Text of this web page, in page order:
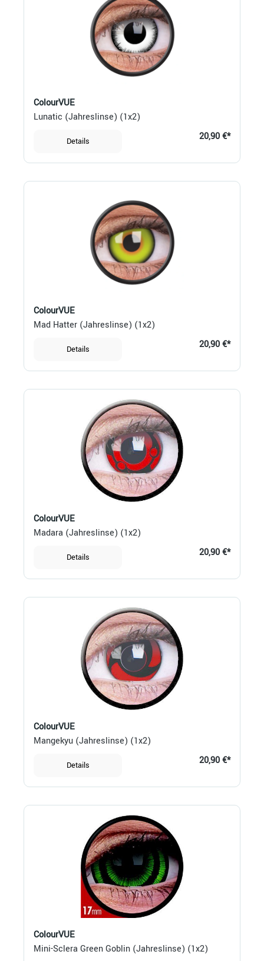
ColourVUE
Lunatic (Jahreslinse) (1x2)
Details 20,90 €*
ColourVUE
Mad Hatter (Jahreslinse) (1x2)
Details 20,90 €*
ColourVUE
Madara (Jahreslinse) (1x2)
Details 20,90 €*
ColourVUE
Mangekyu (Jahreslinse) (1x2)
Details 20,90 €*
ColourVUE
Mini-Sclera Green Goblin (Jahreslinse) (1x2)